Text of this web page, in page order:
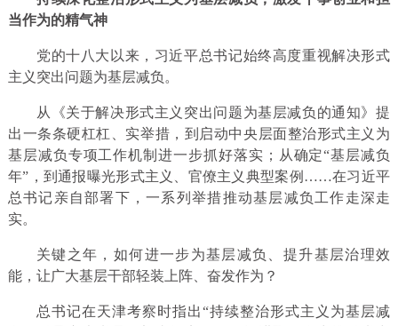
当作为的精气神
党的十八大以来，习近平总书记始终高度重视解决形式
主义突出问题为基层减负。
从《关于解决形式主义突出问题为基层减负的通知》提
出一条条硬杠杠、实举措，到启动中央层面整治形式主义为
基层减负专项工作机制进一步抓好落实；从确定“基层减负
年”，到通报曝光形式主义、官僚主义典型案例……在习近平
总书记亲自部署下，一系列举措推动基层减负工作走深走
实。
关键之年，如何进一步为基层减负、提升基层治理效
能，让广大基层干部轻装上阵、奋发作为？
总书记在天津考察时指出“持续整治形式主义为基层减